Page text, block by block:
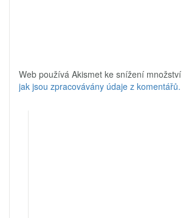
Web používá Akismet ke snížení
jak jsou zpracovávány údaje z komentářů.